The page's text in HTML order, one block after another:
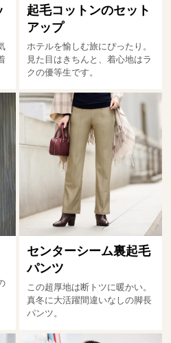
起毛コットンのセット
アップ
ホテルを愉しむ旅にぴったり。
見た目はきちんと、着心地はラ
クの優等生です。
センターシーム裏起毛
パンツ
この超厚地は断トツに暖かい。
真冬に大活躍間違いなしの脚長
パンツ。